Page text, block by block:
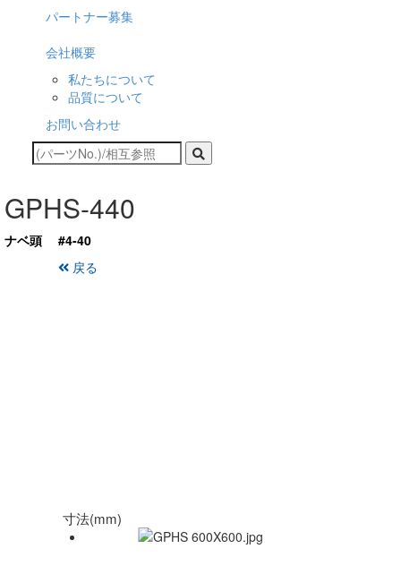
パートナー募集
会社概要
私たちについて
品質について
お問い合わせ
GPHS-440
ナベ頭 #4-40
戻る
寸法(mm)